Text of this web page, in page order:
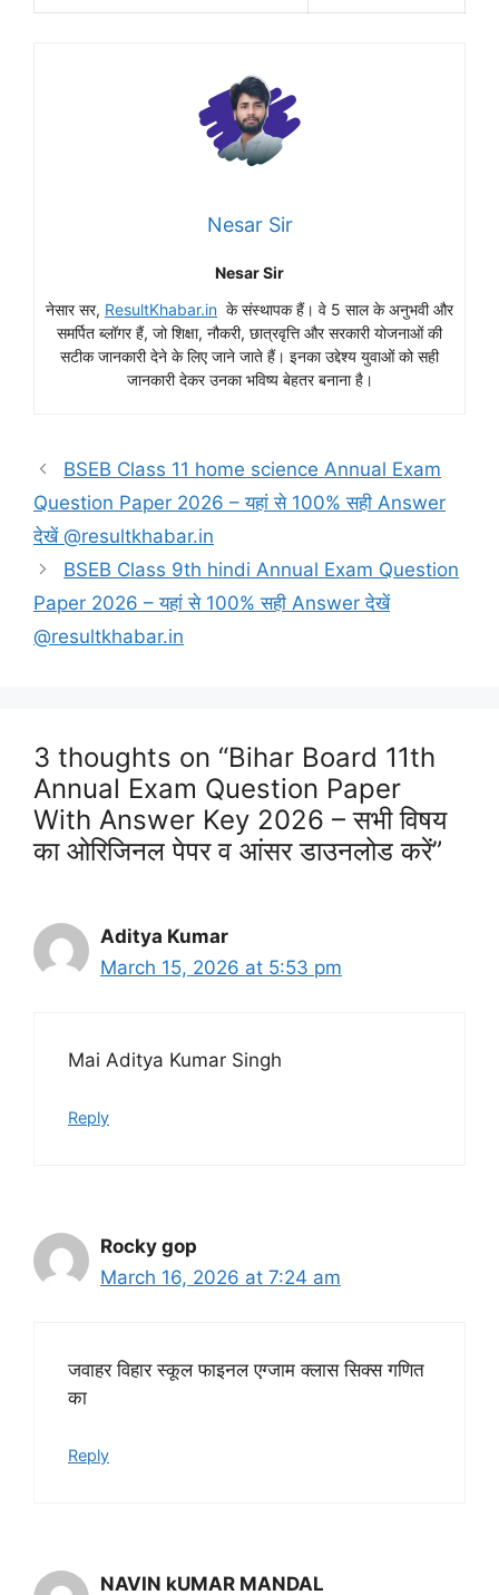
Nesar Sir
Nesar Sir
नेसार सर, ResultKhabar.in के संस्थापक हैं। वे 5 साल के अनुभवी और
समर्पित ब्लॉगर हैं, जो शिक्षा, नौकरी, छात्रवृत्ति और सरकारी योजनाओं की
सटीक जानकारी देने के लिए जाने जाते हैं। इनका उद्देश्य युवाओं को सही
जानकारी देकर उनका भविष्य बेहतर बनाना है।
BSEB Class 11 home science Annual Exam
Question Paper 2026 – यहां से 100% सही Answer
देखें @resultkhabar.in
BSEB Class 9th hindi Annual Exam Question
Paper 2026 – यहां से 100% सही Answer देखें
@resultkhabar.in
3 thoughts on “Bihar Board 11th
Annual Exam Question Paper
With Answer Key 2026 – सभी विषय
का ओरिजिनल पेपर व आंसर डाउनलोड करें”
Aditya Kumar
March 15, 2026 at 5:53 pm
Mai Aditya Kumar Singh
Reply
Rocky gop
March 16, 2026 at 7:24 am
जवाहर विहार स्कूल फाइनल एग्जाम क्लास सिक्स गणित
का
Reply
NAVIN kUMAR MANDAL